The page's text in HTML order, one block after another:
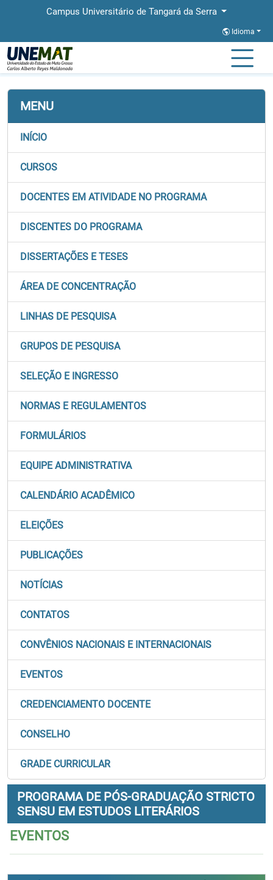
Campus Universitário de Tangará da Serra
Idioma
Página Inicial
MENU
INÍCIO
CURSOS
DOCENTES EM ATIVIDADE NO PROGRAMA
DISCENTES DO PROGRAMA
DISSERTAÇÕES E TESES
ÁREA DE CONCENTRAÇÃO
LINHAS DE PESQUISA
GRUPOS DE PESQUISA
SELEÇÃO E INGRESSO
NORMAS E REGULAMENTOS
FORMULÁRIOS
EQUIPE ADMINISTRATIVA
CALENDÁRIO ACADÊMICO
ELEIÇÕES
PUBLICAÇÕES
NOTÍCIAS
CONTATOS
CONVÊNIOS NACIONAIS E INTERNACIONAIS
EVENTOS
CREDENCIAMENTO DOCENTE
CONSELHO
GRADE CURRICULAR
PROGRAMA DE PÓS-GRADUAÇÃO STRICTO
SENSU EM ESTUDOS LITERÁRIOS
EVENTOS